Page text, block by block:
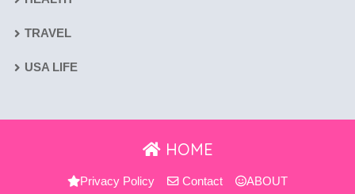
TRAVEL
USA LIFE
HOME
Privacy Policy Contact ABOUT